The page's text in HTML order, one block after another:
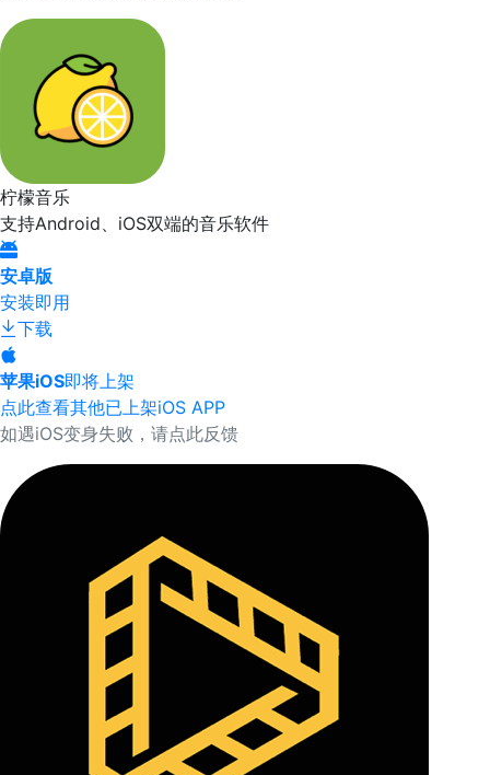
柠檬音乐
支持Android、iOS双端的音乐软件
安卓版
安装即用
下载
苹果iOS即将上架
点此查看其他已上架iOS APP
如遇iOS变身失败，请点此反馈